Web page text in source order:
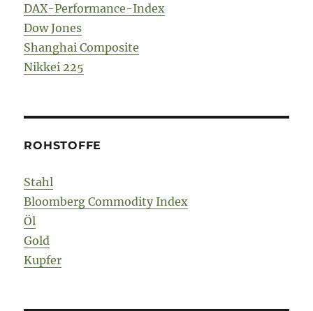
DAX-Performance-Index
Dow Jones
Shanghai Composite
Nikkei 225
ROHSTOFFE
Stahl
Bloomberg Commodity Index
Öl
Gold
Kupfer